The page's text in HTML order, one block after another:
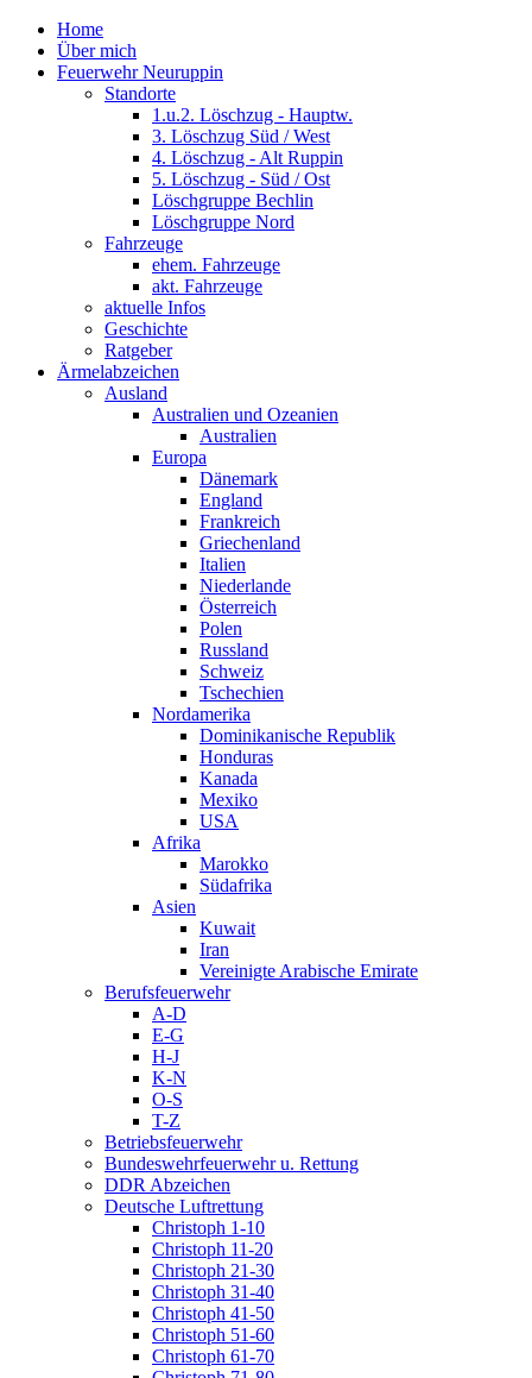
Home
Über mich
Feuerwehr Neuruppin
Standorte
1.u.2. Löschzug - Hauptw.
3. Löschzug Süd / West
4. Löschzug - Alt Ruppin
5. Löschzug - Süd / Ost
Löschgruppe Bechlin
Löschgruppe Nord
Fahrzeuge
ehem. Fahrzeuge
akt. Fahrzeuge
aktuelle Infos
Geschichte
Ratgeber
Ärmelabzeichen
Ausland
Australien und Ozeanien
Australien
Europa
Dänemark
England
Frankreich
Griechenland
Italien
Niederlande
Österreich
Polen
Russland
Schweiz
Tschechien
Nordamerika
Dominikanische Republik
Honduras
Kanada
Mexiko
USA
Afrika
Marokko
Südafrika
Asien
Kuwait
Iran
Vereinigte Arabische Emirate
Berufsfeuerwehr
A-D
E-G
H-J
K-N
O-S
T-Z
Betriebsfeuerwehr
Bundeswehrfeuerwehr u. Rettung
DDR Abzeichen
Deutsche Luftrettung
Christoph 1-10
Christoph 11-20
Christoph 21-30
Christoph 31-40
Christoph 41-50
Christoph 51-60
Christoph 61-70